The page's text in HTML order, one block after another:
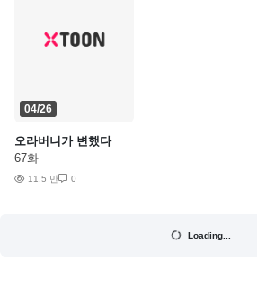
04/26
오라버니가 변했다
67화
11.5 만 0
Loading...